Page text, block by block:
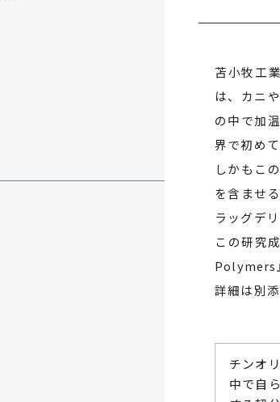
苫小牧工
は、カニ
の中で加
界で初め
しかもこ
を含ませ
ラッグデ
この研究
Polymers
詳細は別
チンオ
中で自